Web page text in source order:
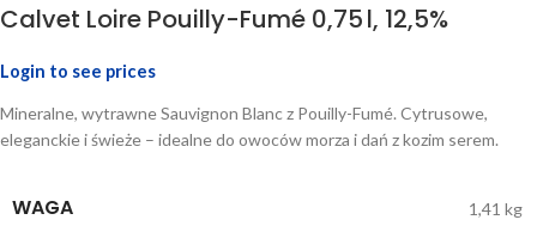
Calvet Loire Pouilly-Fumé 0,75 l, 12,5%
Login to see prices
Mineralne, wytrawne Sauvignon Blanc z Pouilly-Fumé. Cytrusowe,
eleganckie i świeże – idealne do owoców morza i dań z kozim serem.
WAGA 1,41 kg